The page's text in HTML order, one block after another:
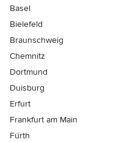
Basel
Bielefeld
Braunschweig
Chemnitz
Dortmund
Duisburg
Erfurt
Frankfurt am Main
Fürth